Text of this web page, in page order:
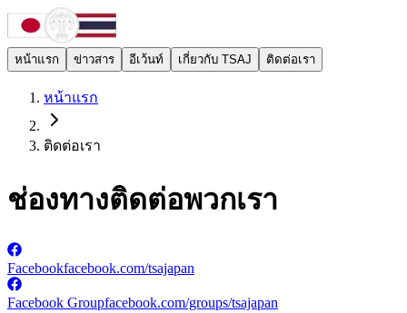
หน้าแรก ข่าวสาร อีเว้นท์ เกี่ยวกับ TSAJ ติดต่อเรา
หน้าแรก
ติดต่อเรา
ช่องทางติดต่อพวกเรา
Facebookfacebook.com/tsajapan
Facebook Groupfacebook.com/groups/tsajapan